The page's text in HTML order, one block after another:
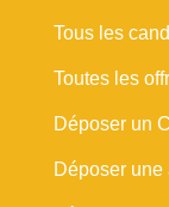
Tous les
Toutes les
Déposer un
Déposer une